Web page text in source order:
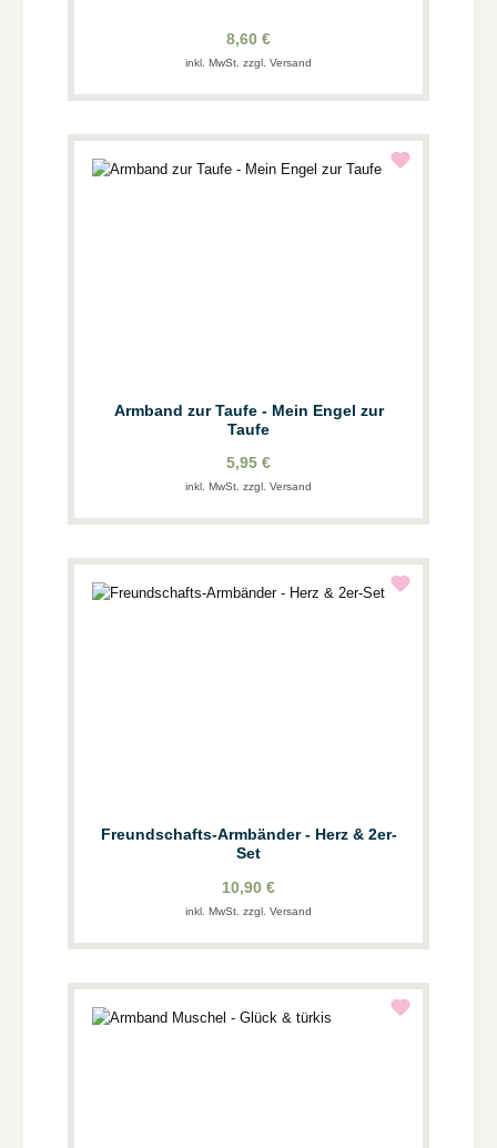
8,60 €
inkl. MwSt. zzgl. Versand
Armband zur Taufe - Mein Engel zur
Taufe
5,95 €
inkl. MwSt. zzgl. Versand
Freundschafts-Armbänder - Herz & 2er-
Set
10,90 €
inkl. MwSt. zzgl. Versand